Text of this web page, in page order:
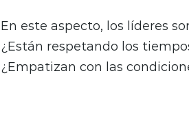
En este aspecto, los líderes
¿Están respetando los
¿Empatizan con las